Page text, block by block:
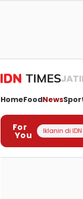
HomeFoodNews
For
You Iklanin di IDN